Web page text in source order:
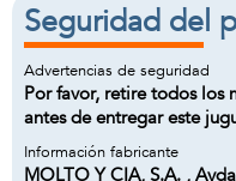
Seguridad del
Advertencias de seguridad
Por favor, retire todos los
antes de entregar este
Información fabricante
MOLTO Y CIA, S.A. ,